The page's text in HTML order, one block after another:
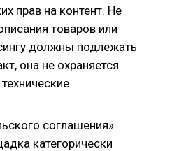
прав на контент. Не
товаров или
должны подлежать
она не охраняется
соглашения»
категорически